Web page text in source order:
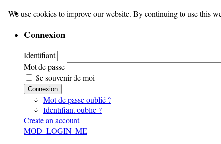
Connexion
Identifiant
Mot de passe
Se souvenir de moi
Connexion
Mot de passe oublié ?
Identifiant oublié ?
Create an account
MOD_LOGIN_ME
We use cookies to improve our website. By continuing to use this